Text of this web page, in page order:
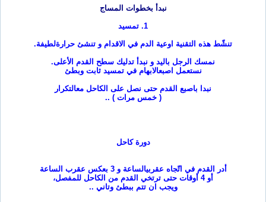
نبدأ بخطوات المساج
1. تمسيد
تنشّط هذه التقنية اوعية الدم في الاقدام و تنشئ حرارةلطيفة.
نمسك الرجل باليد و نبدأ تدليك سطح القدم الأعلى.
نستعمل اصبعالابهام في تمسيد ثابت وبطئ
نبدا باصبع القدم حتى نصل على الكاحل معالتكرار
(خمس مرات ) ..
دورة كاحل
أدر القدم في اتّجاه عقربيالساعة و 3 بعكس عقرب الساعة
أو 4 أوقات حتى ترتخي القدم من الكاحل للمفصل،
ويجب ان تتم ببطئ وتاني ..